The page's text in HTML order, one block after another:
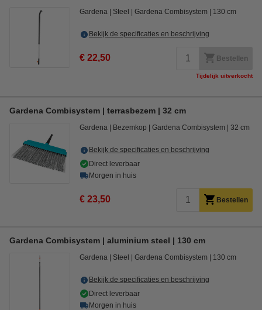
Gardena Steel Gardena Combisystem 130 cm
Bekijk de specificaties en beschrijving
€ 22,50 Bestellen
Tijdelijk uitverkocht
Gardena Combisystem | terrasbezem | 32 cm
Gardena Bezemkop Gardena Combisystem 32 cm
Bekijk de specificaties en beschrijving
Direct leverbaar
Morgen in huis
€ 23,50 Bestellen
Gardena Combisystem | aluminium steel | 130 cm
Gardena Steel Gardena Combisystem 130 cm
Bekijk de specificaties en beschrijving
Direct leverbaar
Morgen in huis